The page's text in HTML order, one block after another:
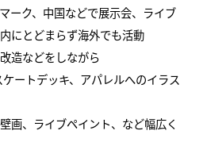
ーク、中国などで展示会、ライブ
にとどまらず海外でも活動
造などをしながら
ートデッキ、アパレルへのイラス
画、ライブペイント、など幅広く